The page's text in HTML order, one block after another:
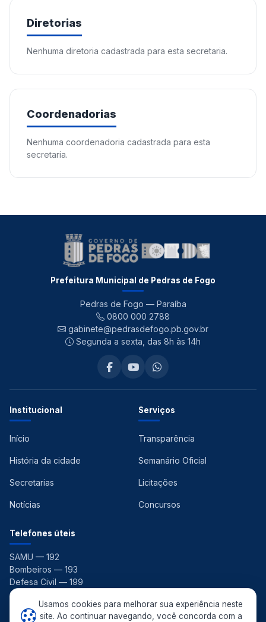
Diretorias
Nenhuma diretoria cadastrada para esta secretaria.
Coordenadorias
Nenhuma coordenadoria cadastrada para esta
secretaria.
Prefeitura Municipal de Pedras de Fogo
Pedras de Fogo — Paraíba
0800 000 2788
gabinete@pedrasdefogo.pb.gov.br
Segunda a sexta, das 8h às 14h
Institucional
Início
História da cidade
Secretarias
Notícias
Serviços
Transparência
Semanário Oficial
Licitações
Concursos
Telefones úteis
SAMU — 192
Bombeiros — 193
Defesa Civil — 199
Ouvidoria — 156
Usamos cookies para melhorar sua experiência neste
site. Ao continuar navegando, você concorda com a